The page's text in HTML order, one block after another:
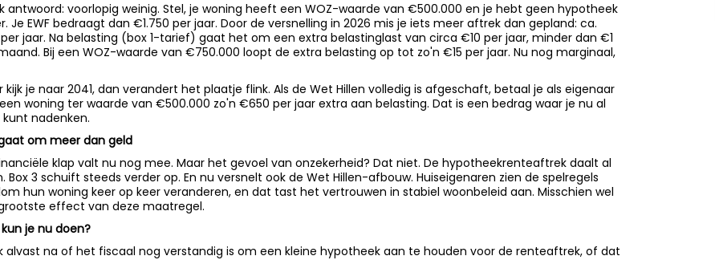
antwoord: voorlopig weinig. Stel, je woning heeft een WOZ-waarde van €500.000 en je hebt geen hypotheek
Je EWF bedraagt dan €1.750 per jaar. Door de versnelling in 2026 mis je iets meer aftrek dan gepland: ca.
jaar. Na belasting (box 1-tarief) gaat het om een extra belastinglast van circa €10 per jaar, minder dan €1
Bij een WOZ-waarde van €750.000 loopt de extra belasting op tot zo'n €15 per jaar. Nu nog marginaal,
kijk je naar 2041, dan verandert het plaatje flink. Als de Wet Hillen volledig is afgeschaft, betaal je als eigenaar
woning ter waarde van €500.000 zo'n €650 per jaar extra aan belasting. Dat is een bedrag waar je nu al
nadenken.
om meer dan geld
klap valt nu nog mee. Maar het gevoel van onzekerheid? Dat niet. De hypotheekrenteaftrek daalt al
Box 3 schuift steeds verder op. En nu versnelt ook de Wet Hillen-afbouw. Huiseigenaren zien de spelregels
hun woning keer op keer veranderen, en dat tast het vertrouwen in stabiel woonbeleid aan. Misschien wel
effect van deze maatregel.
je nu doen?
alvast na of het fiscaal nog verstandig is om een kleine hypotheek aan te houden voor de renteaftrek, of dat